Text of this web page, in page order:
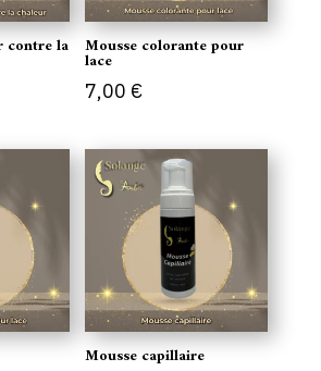
contre la Mousse colorante pour
lace
7,00 €
Mousse capillaire